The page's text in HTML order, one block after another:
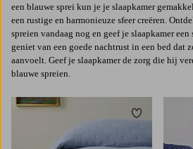
een blauwe sprei kun je je slaapkamer
een rustige en harmonieuze sfeer creëren.
spreien vandaag nog en geef je slaapkamer
geniet van een goede nachtrust in een bed dat
aanvoelt. Geef je slaapkamer de zorg die hij
blauwe spreien.
Toevoegen
120X200140X200160X200
90X200